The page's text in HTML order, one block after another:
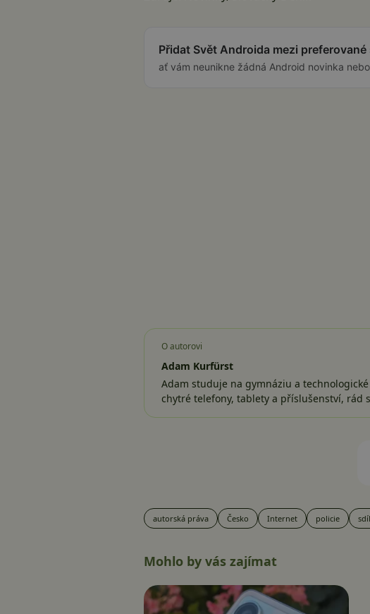
Přidat Svět Androida mezi
ať vám neunikne žádná Android novinka
O autorovi
Adam Kurfürst
Adam studuje na gymnáziu a
chytré telefony, tablety a příslušenství, rád
autorská práva Česko Internet policie
Mohlo by vás zajímat